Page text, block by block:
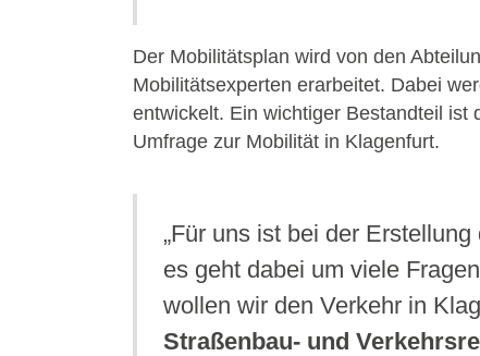
Der Mobilitätsplan wird von den
Mobilitätsexperten erarbeitet. Dabei
entwickelt. Ein wichtiger Bestandteil ist
Umfrage zur Mobilität in Klagenfurt.
„Für uns ist bei der
es geht dabei um viele
wollen wir den Verkehr in
Straßenbau- und